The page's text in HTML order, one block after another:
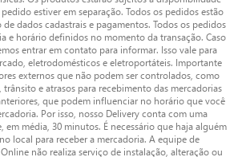
estiver em separação. Todos os pedidos estão
dados cadastrais e pagamentos. Todos os pedidos
e horário definidos no momento da transação. Caso
entrar em contato para informar. Isso vale para
eletrodomésticos e eletroportáteis. Importante
externos que não podem ser controlados, como
e atrasos para recebimento das mercadorias
que podem influenciar no horário que você
Por isso, nosso Delivery conta com uma
em média, 30 minutos. É necessário que haja alguém
local para receber a mercadoria. A equipe de
não realiza serviço de instalação, alteração ou